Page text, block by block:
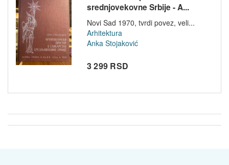
srednjovekovne Srbije - A...
Novi Sad 1970, tvrdi povez, veli...
Arhitektura
Anka Stojaković
3 299 RSD